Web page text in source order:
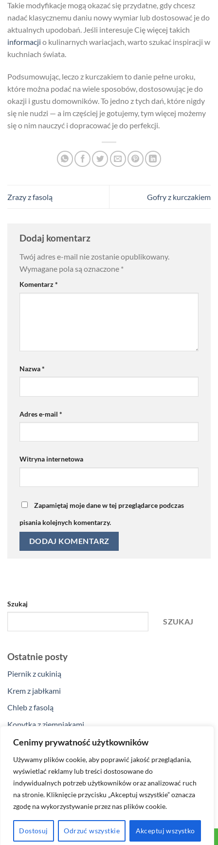
Cenimy prywatność użytkowników
Używamy plików cookie, aby poprawić jakość przeglądania,
wyświetlać reklamy lub treści dostosowane do
indywidualnych potrzeb użytkowników oraz analizować ruch
na stronie. Kliknięcie przycisku „Akceptuj wszystkie” oznacza
zgodę na wykorzystywanie przez nas plików cookie.
Dostosuj Odrzuć wszystkie Akceptuj wszystko
Takie modyfikacje mogą okazać się przydatne, gdy chcesz
nadać klasycznemu daniu nowy wymiar lub dostosować je do
aktualnych upodobań. Jeśli interesuje Cię więcej takich
informacji o kulinarnych wariacjach, warto szukać inspiracji w
kuchniach świata.
Podsumowując, leczo z kurczakiem to danie pełne uroku,
które można podać na wiele sposobów, dostosowując je do
okazji i gustu domowników. To jedno z tych dań, które nigdy
się nie nudzi — a im częściej je gotujemy, tym więcej możemy
się o nim nauczyć i dopracować je do perfekcji.
Zrazy z fasolą Gofry z kurczakiem
Dodaj komentarz
Twój adres e-mail nie zostanie opublikowany.
Wymagane pola są oznaczone *
Komentarz*
Nazwa*
Adres e-mail *
Witryna internetowa
Zapamiętaj moje dane w tej przeglądarce podczas
pisania kolejnych komentarzy.
Szukaj
SZUKAJ
Ostatnie posty
Piernik z cukinią
Krem z jabłkami
Chleb z fasolą
Kopytka z ziemniakami
Klopsiki z curry
Ostatnie komentarze
Brak komentarzy do wyświetlenia.
Think ECO Think BIO 2026 ©